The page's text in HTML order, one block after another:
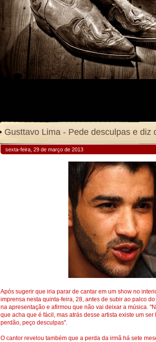
Gusttavo Lima - Pede desculpas e
sexta-feira, 29 de março de 2013
Após sugerir que iria parar de cantar em um show no
imprensa nesta quinta-feira, 28, antes de subir ao palco
na apresentação e afirmou que não vai deixar a música.
que acha que é fácil, mas atrás desse artista existe um
perdão, peço desculpas".
O cantor revelou também que a perda da irmã há sete